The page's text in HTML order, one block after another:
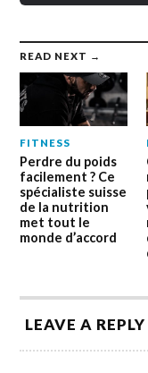
READ NEXT →
FITNESS
Perdre du poids
facilement ? Ce
spécialiste suisse
de la nutrition
met tout le
monde d’accord
LEAVE A REPLY